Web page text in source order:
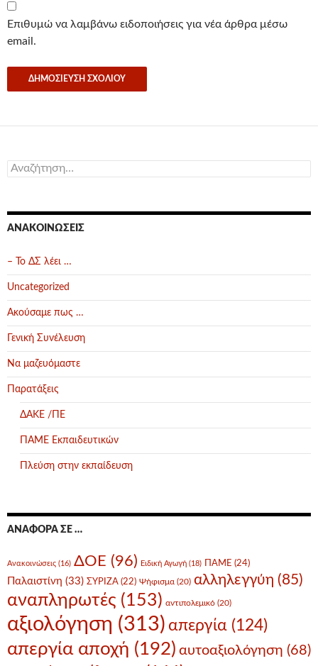
Επιθυμώ να λαμβάνω ειδοποιήσεις για νέα άρθρα μέσω
email.
Αναζήτηση
για:
ΑΝΑΚΟΙΝΏΣΕΙΣ
– Το ΔΣ λέει …
Uncategorized
Ακούσαμε πως …
Γενική Συνέλευση
Να μαζευόμαστε
Παρατάξεις
ΔΑΚΕ /ΠΕ
ΠΑΜΕ Εκπαιδευτικών
Πλεύση στην εκπαίδευση
ΑΝΑΦΟΡΆ ΣΕ …
Ανακοινώσεις (16) ΔΟΕ (96) Ειδική Αγωγή (18) ΠΑΜΕ (24)
Παλαιστίνη (33) ΣΥΡΙΖΑ (22) Ψήφισμα (20) αλληλεγγύη (85)
αναπληρωτές (153) αντιπολεμικό (20)
αξιολόγηση (313) απεργία (124)
απεργία αποχή (192) αυτοαξιολόγηση (68)